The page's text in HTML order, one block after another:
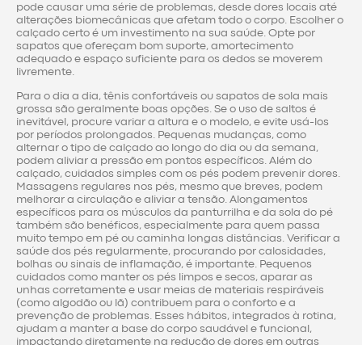
pode causar uma série de problemas, desde dores locais até
alterações biomecânicas que afetam todo o corpo. Escolher o
calçado certo é um investimento na sua saúde. Opte por
sapatos que ofereçam bom suporte, amortecimento
adequado e espaço suficiente para os dedos se moverem
livremente.
Para o dia a dia, tênis confortáveis ou sapatos de sola mais
grossa são geralmente boas opções. Se o uso de saltos é
inevitável, procure variar a altura e o modelo, e evite usá-los
por períodos prolongados. Pequenas mudanças, como
alternar o tipo de calçado ao longo do dia ou da semana,
podem aliviar a pressão em pontos específicos. Além do
calçado, cuidados simples com os pés podem prevenir dores.
Massagens regulares nos pés, mesmo que breves, podem
melhorar a circulação e aliviar a tensão. Alongamentos
específicos para os músculos da panturrilha e da sola do pé
também são benéficos, especialmente para quem passa
muito tempo em pé ou caminha longas distâncias. Verificar a
saúde dos pés regularmente, procurando por calosidades,
bolhas ou sinais de inflamação, é importante. Pequenos
cuidados como manter os pés limpos e secos, aparar as
unhas corretamente e usar meias de materiais respiráveis
(como algodão ou lã) contribuem para o conforto e a
prevenção de problemas. Esses hábitos, integrados à rotina,
ajudam a manter a base do corpo saudável e funcional,
impactando diretamente na redução de dores em outras